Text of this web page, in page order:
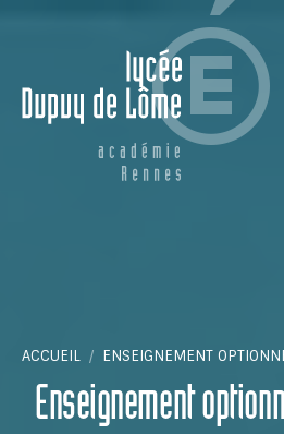
Vous êtes ici :
ACCUEIL ENSEIGNEMENT
Enseignement